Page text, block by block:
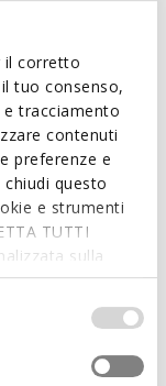
il corretto
tuo consenso,
tracciamento
contenuti
preferenze e
questo
e strumenti
TUTTI
sulla
cookies ed
Per maggiori
momento le
FILLE
premiers pas Hello
1 COULEUR